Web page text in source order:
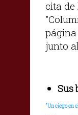
cita de
página
junto
Sus
"Un ciego en